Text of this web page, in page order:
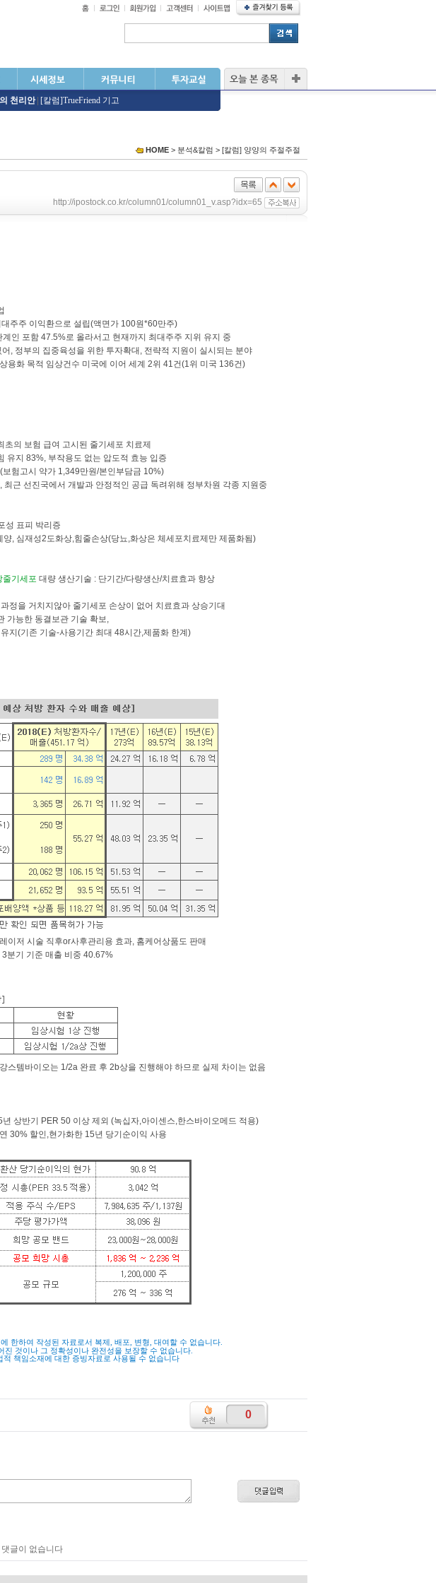
천리안 [칼럼]TrueFriend 기고
HOME > 분석&칼럼 > [칼럼] 양양의 주절주절
http://ipostock.co.kr/column01/column01_v.asp?idx=65
주주 이익환으로 설립(액면가 100원*60만주)
인 포함 47.5%로 올라서고 현재까지 최대주주 지위 유지 중
, 정부의 집중육성을 위한 투자확대, 전략적 지원이 실시되는 분야
화 목적 임상건수 미국에 이어 세계 2위 41건(1위 미국 136건)
의 보험 급여 고시된 줄기세포 치료제
유지 83%, 부작용도 없는 압도적 효능 입증
험고시 약가 1,349만원/본인부담금 10%)
근 선진국에서 개발과 안정적인 공급 독려위해 정부차원 각종 지원중
성 표피 박리증
, 심재성2도화상,힘줄손상(당뇨,화상은 체세포치료제만 제품화됨)
줄기세포 대량 생산기술 : 단기간/다량생산/치료효과 향상
정을 거치지않아 줄기세포 손상이 없어 치료효과 상승기대
가능한 동결보관 기술 확보,
지(기존 기술-사용기간 최대 48시간,제품화 한계)
이저 시술 직후or사후관리용 효과, 홈케어상품도 판매
분기 기준 매출 비중 40.67%
템바이오는 1/2a 완료 후 2b상을 진행해야 하므로 실제 차이는 없음
상반기 PER 50 이상 제외 (녹십자,아이센스,한스바이오메드 적용)
30% 할인,현가화한 15년 당기순이익 사용
한하여 작성된 자료로서 복제 배포 변형 대여할 수 없습니다
것이나 그 정확성이나 완전성을 보장할 수 없습니다
책임소재에 대한 증빙자료로 사용될 수 없습니다
0
댓글이 없습니다